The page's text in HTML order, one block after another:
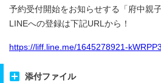
予約受付開始をお知らせする「府中親
LINEへの登録は下記URLから！
https://liff.line.me/1645278921-
添付ファイル